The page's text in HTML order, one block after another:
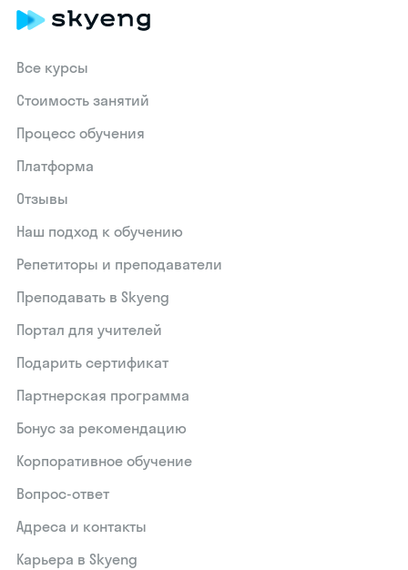
Все курсы
Стоимость занятий
Процесс обучения
Платформа
Отзывы
Наш подход к обучению
Репетиторы и преподаватели
Преподавать в Skyeng
Портал для учителей
Подарить сертификат
Партнерская программа
Бонус за рекомендацию
Корпоративное обучение
Вопрос-ответ
Адреса и контакты
Карьера в Skyeng